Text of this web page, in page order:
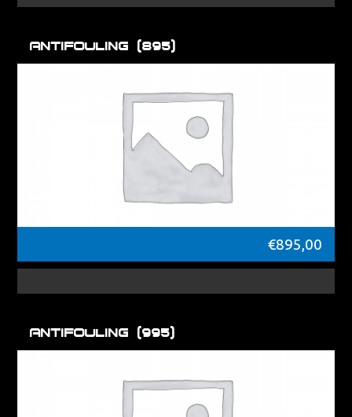
Antifouling [895]
€895,00
Antifouling [995]